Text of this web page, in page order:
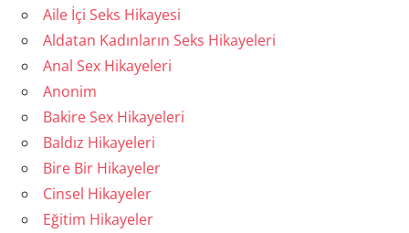
Aile İçi Seks Hikayesi
Aldatan Kadınların Seks Hikayeleri
Anal Sex Hikayeleri
Anonim
Bakire Sex Hikayeleri
Baldız Hikayeleri
Bire Bir Hikayeler
Cinsel Hikayeler
Eğitim Hikayeler